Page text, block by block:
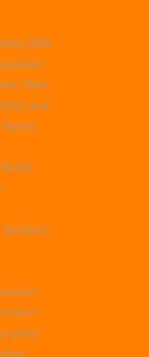
fällt
Wer
auf
breiten
eine